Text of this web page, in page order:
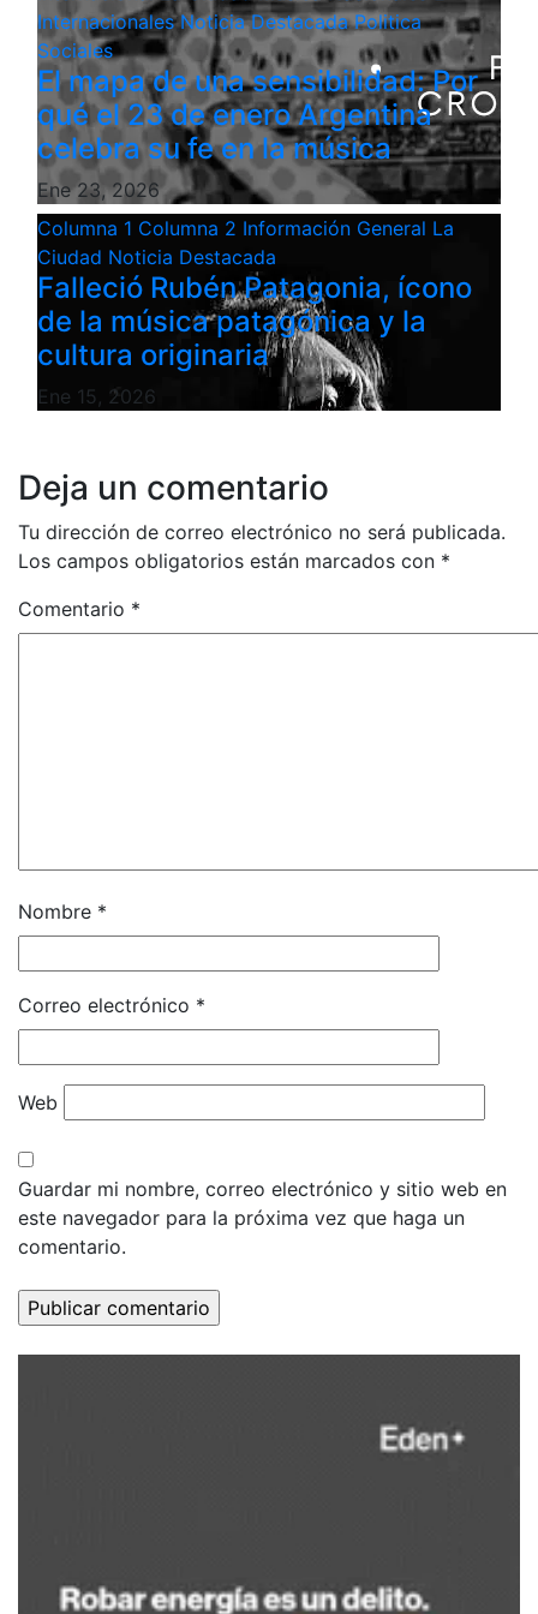
InternacionalesNoticia DestacadaPolitica
Sociales
El mapa de una sensibilidad: Por
qué el 23 de enero Argentina
celebra su fe en la música
Ene 23, 2026
Columna 1 Columna 2 Información General La
Ciudad Noticia Destacada
Falleció Rubén Patagonia, ícono
de la música patagónica y la
cultura originaria
Ene 15, 2026
Deja un comentario
Tu dirección de correo electrónico no será publicada.
Los campos obligatorios están marcados con *
Comentario *
Nombre *
Correo electrónico *
Web
Guardar mi nombre, correo electrónico y sitio web en
este navegador para la próxima vez que haga un
comentario.